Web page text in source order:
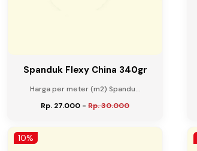
Spanduk Flexy China 340gr
Harga per meter (m2) Spandu...
Rp. 27.000 - Rp. 30.000
10%